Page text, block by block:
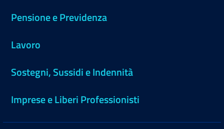
Pensione e Previdenza
Lavoro
Sostegni, Sussidi e Indennità
Imprese e Liberi Professionisti